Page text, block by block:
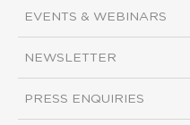
EVENTS & WEBINARS
NEWSLETTER
PRESS ENQUIRIES